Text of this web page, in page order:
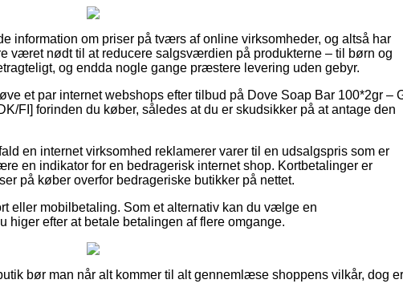
information om priser på tværs af online virksomheder, og altså har
været nødt til at reducere salgsværdien på produkterne – til børn og
og endda nogle gange præstere levering uden gebyr.
et par internet webshops efter tilbud på Dove Soap Bar 100*2gr –
FI] forinden du køber, således at du er skudsikker på at antage den
en internet virksomhed reklamerer varer til en udsalgspris som er
en indikator for en bedragerisk internet shop. Kortbetalinger er
på køber overfor bedrageriske butikker på nettet.
eller mobilbetaling. Som et alternativ kan du vælge en
higer efter at betale betalingen af flere omgange.
bør man når alt kommer til alt gennemlæse shoppens vilkår, dog er